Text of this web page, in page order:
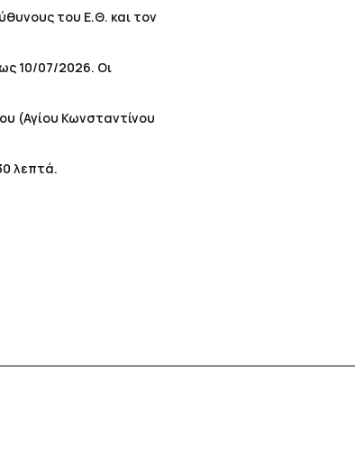
του Ε.Θ. και τον
10/07/2026. Οι
(Αγίου Κωνσταντίνου
λεπτά.